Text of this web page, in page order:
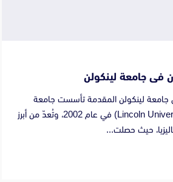
فى جامعة لينكولن
لينكولن المقدمة تأسست جامعة
لينكولن (Lincoln University College) في عام 2002، وتُعدّ من أبرز
حيث حصلت...